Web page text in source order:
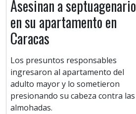
Asesinan a septuagenario
en su apartamento en
Caracas
Los presuntos responsables
ingresaron al apartamento del
adulto mayor y lo sometieron
presionando su cabeza contra las
almohadas.